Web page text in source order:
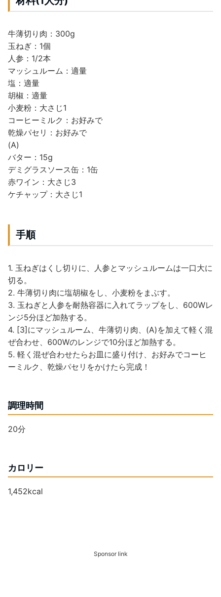
牛薄切り肉：300g
玉ねぎ：1個
人参：1/2本
マッシュルーム：適量
塩：適量
胡椒：適量
小麦粉：大さじ1
コーヒーミルク：お好みで
乾燥パセリ：お好みで
(A)
バター：15g
デミグラスソース缶：1缶
赤ワイン：大さじ3
ケチャップ：大さじ1
手順
1. 玉ねぎはくし切りに、人参とマッシュルームは一口大に
切る。
2. 牛薄切り肉に塩胡椒をし、小麦粉をまぶす。
3. 玉ねぎと人参を耐熱容器に入れてラップをし、600Wレ
ンジ5分ほど加熱する。
4. [3]にマッシュルーム、牛薄切り肉、(A)を加えて軽く混
ぜ合わせ、600Wのレンジで10分ほど加熱する。
5. 軽く混ぜ合わせたらお皿に盛り付け、お好みでコーヒ
ーミルク、乾燥パセリをかけたら完成！
調理時間
20分
カロリー
1,452kcal
Sponsor link